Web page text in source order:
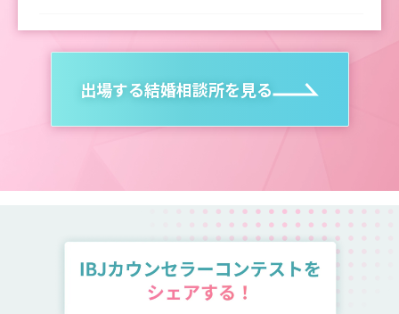
005 埼玉県
埼玉結婚相談所　いち婚　天間悠太
TOMONI オールインクルーシブ結婚相談所　伊藤桜子
Vive la Vie（ヴィブラヴィ）　平本康子
埼玉県
結婚相談所 motto -もっと-　鷲尾美穂
出場する結婚相談所を見る